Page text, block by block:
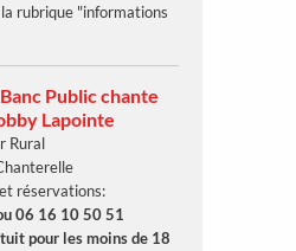
rubrique "informations
Public chante
Lapointe
Rural
réservations:
06 16 10 50 51
pour les moins de 18